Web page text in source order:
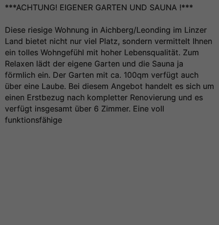
***ACHTUNG! EIGENER GARTEN UND SAUNA !***
Diese riesige Wohnung in Aichberg/Leonding im Linzer
Land bietet nicht nur viel Platz, sondern vermittelt Ihnen
ein tolles Wohngefühl mit hoher Lebensqualität. Zum
Relaxen lädt der eigene Garten und die Sauna ja
förmlich ein. Der Garten mit ca. 100qm verfügt auch
über eine Laube. Bei diesem Angebot handelt es sich um
einen Erstbezug nach kompletter Renovierung und es
verfügt insgesamt über 6 Zimmer. Eine voll
funktionsfähige